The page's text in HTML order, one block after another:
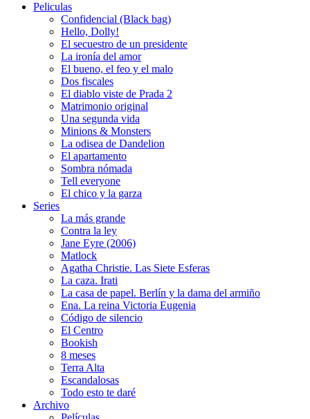
Peliculas
Confidencial (Black bag)
Hello, Dolly!
El secuestro de un presidente
La ironía del amor
El bueno, el feo y el malo
Dos fiscales
El diablo viste de Prada 2
Matrimonio original
Una segunda vida
Minions & Monsters
La odisea de Dandelion
El apartamento
Sombra nómada
Tell everyone
El chico y la garza
Series
La más grande
Contra la ley
Jane Eyre (2006)
Matlock
Agatha Christie. Las Siete Esferas
La caza. Irati
La casa de papel. Berlín y la dama del armiño
Ena. La reina Victoria Eugenia
Código de silencio
El Centro
Bookish
8 meses
Terra Alta
Escandalosas
Todo esto te daré
Archivo